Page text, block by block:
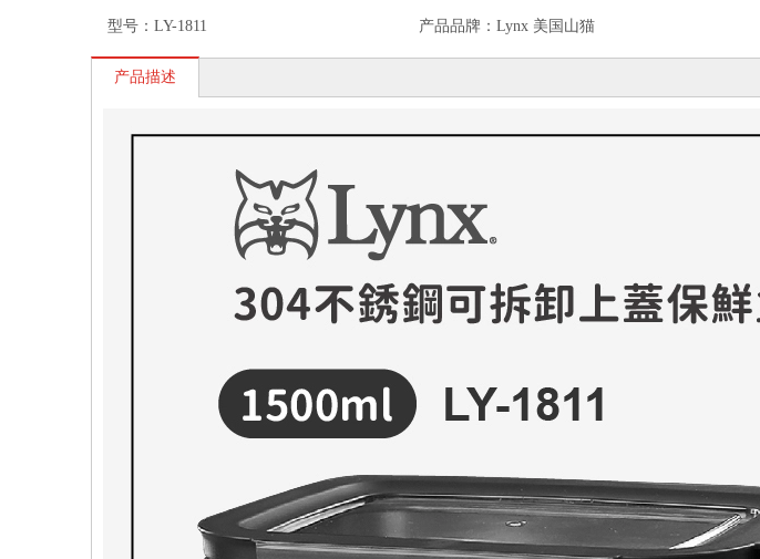
型号： LY-1811 产品品牌： Lynx 美国山猫
产品描述